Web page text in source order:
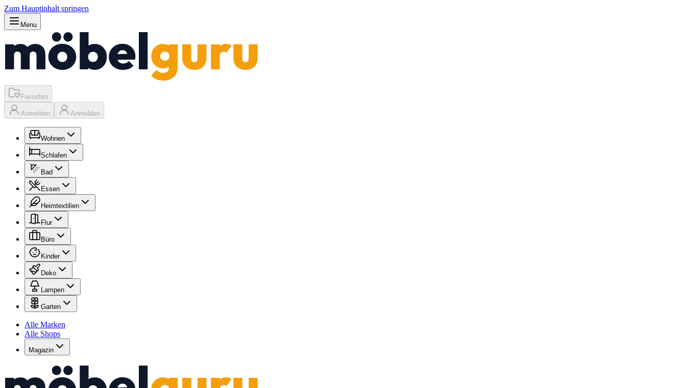
Zum Hauptinhalt springen
Menu
Favoriten
Anmelden Anmelden
Wohnen
Schlafen
Bad
Essen
Heimtextilien
Flur
Büro
Kinder
Deko
Lampen
Garten
Alle Marken
Alle Shops
Magazin